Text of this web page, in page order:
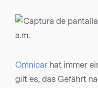
Omnicar hat immer
gilt es, das Gefährt